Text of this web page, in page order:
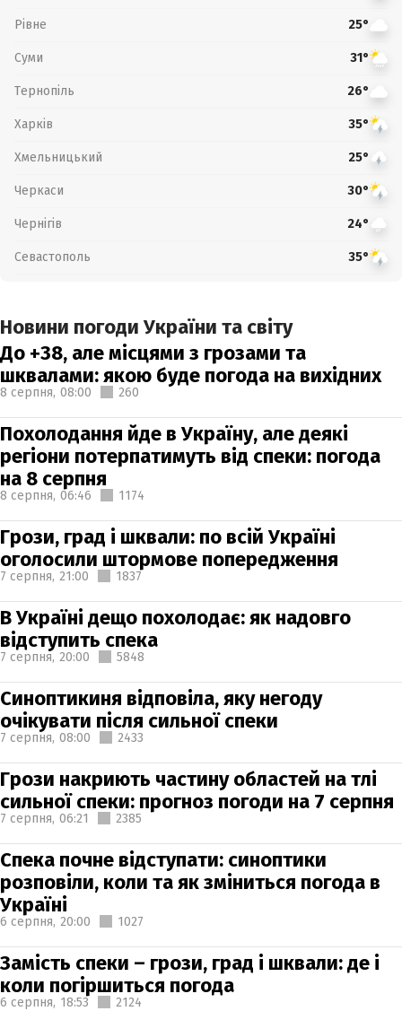
Рівне 25°
Суми 31°
Тернопіль 26°
Харків 35°
Хмельницький 25°
Черкаси 30°
Чернігів 24°
Севастополь 35°
Новини погоди України та світу
До +38, але місцями з грозами та
шквалами: якою буде погода на вихідних
8 серпня, 08:00 260
Похолодання йде в Україну, але деякі
регіони потерпатимуть від спеки: погода
на 8 серпня
8 серпня, 06:46 1174
Грози, град і шквали: по всій Україні
оголосили штормове попередження
7 серпня, 21:00 1837
В Україні дещо похолодає: як надовго
відступить спека
7 серпня, 20:00 5848
Синоптикиня відповіла, яку негоду
очікувати після сильної спеки
7 серпня, 08:00 2433
Грози накриють частину областей на тлі
сильної спеки: прогноз погоди на 7 серпня
7 серпня, 06:21 2385
Спека почне відступати: синоптики
розповіли, коли та як зміниться погода в
Україні
6 серпня, 20:00 1027
Замість спеки – грози, град і шквали: де і
коли погіршиться погода
6 серпня, 18:53 2124